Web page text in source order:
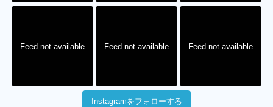
Feed not available Feed not available Feed not available
Instagramをフォローする